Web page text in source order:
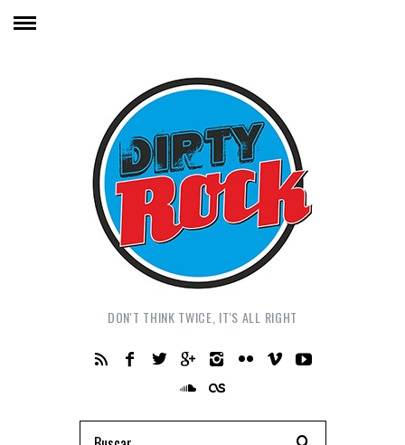
DON'T THINK TWICE, IT'S ALL RIGHT